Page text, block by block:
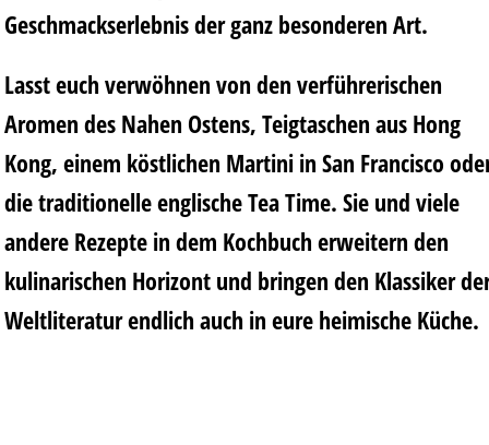
Geschmackserlebnis der ganz besonderen Art.
Lasst euch verwöhnen von den verführerischen
Aromen des Nahen Ostens, Teigtaschen aus Hong
Kong, einem köstlichen Martini in San Francisco
die traditionelle englische Tea Time. Sie und viele
andere Rezepte in dem Kochbuch erweitern den
kulinarischen Horizont und bringen den Klassiker
Weltliteratur endlich auch in eure heimische Küche.